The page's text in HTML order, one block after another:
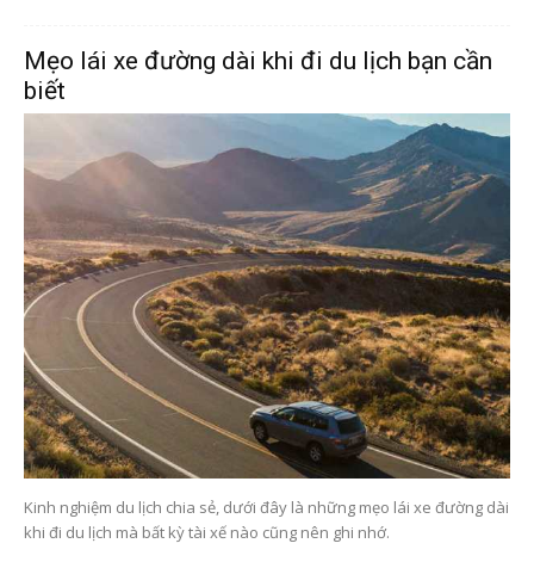
Mẹo lái xe đường dài khi đi du lịch bạn cần
biết
Kinh nghiệm du lịch chia sẻ, dưới đây là những mẹo lái xe đường dài
khi đi du lịch mà bất kỳ tài xế nào cũng nên ghi nhớ.